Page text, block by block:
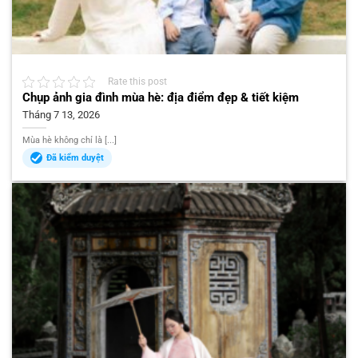
Rate this post
Chụp ảnh gia đình mùa hè: địa điểm đẹp & tiết kiệm
Tháng 7 13, 2026
Mùa hè không chỉ là [...]
Đã kiểm duyệt